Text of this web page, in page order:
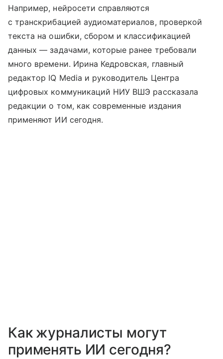
Например, нейросети справляются
с транскрибацией аудиоматериалов, проверкой
текста на ошибки, сбором и классификацией
данных — задачами, которые ранее требовали
много времени. Ирина Кедровская, главный
редактор IQ Media и руководитель Центра
цифровых коммуникаций НИУ ВШЭ рассказала
редакции о том, как современные издания
применяют ИИ сегодня.
Как журналисты могут
применять ИИ сегодня?